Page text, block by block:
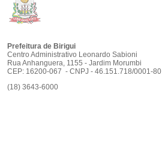
Prefeitura de Birigui
Centro Administrativo Leonardo Sabioni
Rua Anhanguera, 1155 - Jardim Morumbi
CEP: 16200-067 - CNPJ - 46.151.718/0001-80
(18) 3643-6000